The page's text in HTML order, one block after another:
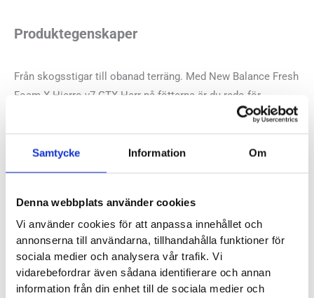
Samtycke Information Om
Denna webbplats använder cookies
Vi använder cookies för att anpassa innehållet och
annonserna till användarna, tillhandahålla funktioner för
sociala medier och analysera vår trafik. Vi
vidarebefordrar även sådana identifierare och annan
information från din enhet till de sociala medier och
Produktegenskaper
Från skogsstigar till obanad terräng. Med New Balance Fresh
Foam X Hierro v7 GTX Herr på fötterna är du redo för
terrängen och härliga löppass i skog och mark. Slitstark och
greppvänlig yttersula tillsammans med ett vattentätt
membran från Gore-Tex gör att skon klarar tuffa tag och rejäl
terräng.
Läst:Normal
Fotvalv:Normala, höga
Stabilitet: Neutral
Vikt:316 g
Häl-tå dropp:
8 mm